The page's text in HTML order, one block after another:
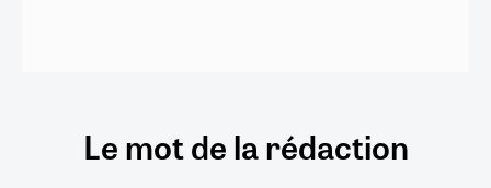
Le mot de la rédaction